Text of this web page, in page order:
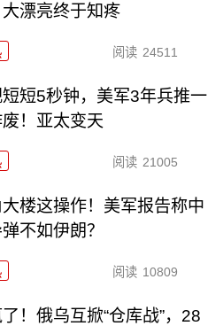
漂亮终于知疼
阅读 24511
短5秒钟，美军3年兵推一
！亚太变天
阅读 21005
大楼这操作！美军报告称中
不如伊朗？
阅读 10809
！俄乌互掀“仓库战”，28